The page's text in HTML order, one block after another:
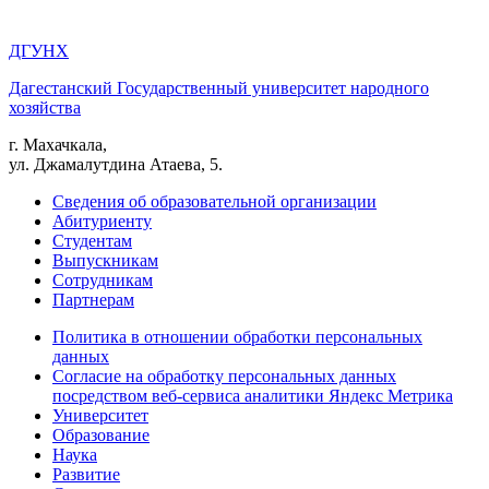
ДГУНХ
Дагестанский Государственный университет народного
хозяйства
г. Махачкала,
ул. Джамалутдина Атаева, 5.
Сведения об образовательной организации
Абитуриенту
Студентам
Выпускникам
Сотрудникам
Партнерам
Политика в отношении обработки персональных
данных
Согласие на обработку персональных данных
посредством веб-сервиса аналитики Яндекс Метрика
Университет
Образование
Наука
Развитие